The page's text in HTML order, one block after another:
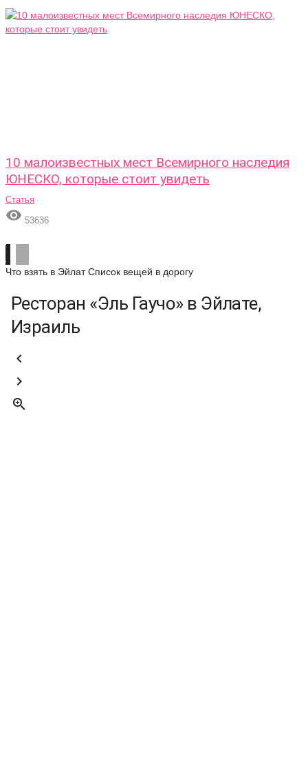
10 малоизвестных мест Всемирного наследия
ЮНЕСКО, которые стоит увидеть
Статья
 53636
Что взять в Эйлат Список вещей в дорогу
Ресторан «Эль Гаучо» в Эйлате,
Израиль


